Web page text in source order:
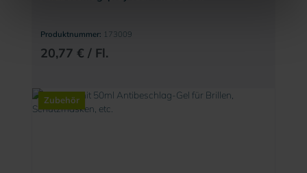
Produktnummer: 173009
20,77 € / Fl.
Zubehör